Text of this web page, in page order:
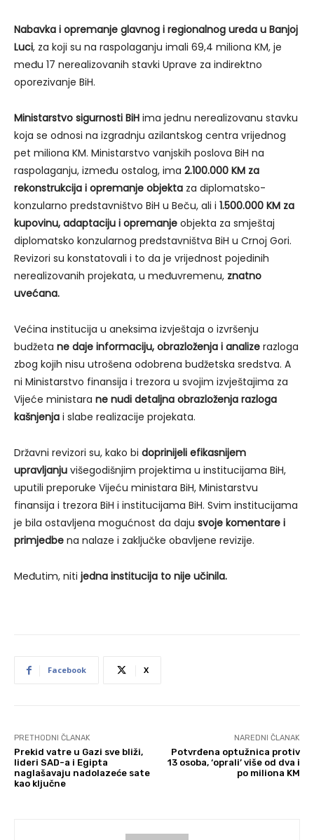
Nabavka i opremanje glavnog i regionalnog ureda u Banjoj
Luci, za koji su na raspolaganju imali 69,4 miliona KM, je
među 17 nerealizovanih stavki Uprave za indirektno
oporezivanje BiH.
Ministarstvo sigurnosti BiH ima jednu nerealizovanu stavku
koja se odnosi na izgradnju azilantskog centra vrijednog
pet miliona KM. Ministarstvo vanjskih poslova BiH na
raspolaganju, između ostalog, ima 2.100.000 KM za
rekonstrukcija i opremanje objekta za diplomatsko-
konzularno predstavništvo BiH u Beču, ali i 1.500.000 KM za
kupovinu, adaptaciju i opremanje objekta za smještaj
diplomatsko konzularnog predstavništva BiH u Crnoj Gori.
Revizori su konstatovali i to da je vrijednost pojedinih
nerealizovanih projekata, u međuvremenu, znatno
uvećana.
Većina institucija u aneksima izvještaja o izvršenju
budžeta ne daje informaciju, obrazloženja i analize razloga
zbog kojih nisu utrošena odobrena budžetska sredstva. A
ni Ministarstvo finansija i trezora u svojim izvještajima za
Vijeće ministara ne nudi detaljna obrazloženja razloga
kašnjenja i slabe realizacije projekata.
Državni revizori su, kako bi doprinijeli efikasnijem
upravljanju višegodišnjim projektima u institucijama BiH,
uputili preporuke Vijeću ministara BiH, Ministarstvu
finansija i trezora BiH i institucijama BiH. Svim institucijama
je bila ostavljena mogućnost da daju svoje komentare i
primjedbe na nalaze i zaključke obavljene revizije.
Međutim, niti jedna institucija to nije učinila.
Facebook X
PRETHODNI ČLANAK
Prekid vatre u Gazi sve bliži,
lideri SAD-a i Egipta
naglašavaju nadolazeće sate
kao ključne
NAREDNI ČLANAK
Potvrđena optužnica protiv
13 osoba, ‘oprali’ više od dva i
po miliona KM